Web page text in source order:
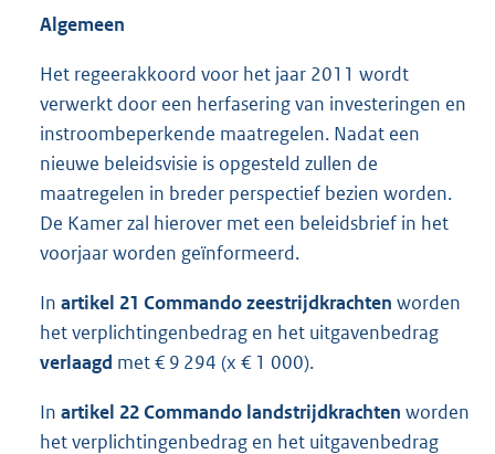
Algemeen
Het regeerakkoord voor het jaar 2011 wordt
verwerkt door een herfasering van investeringen en
instroombeperkende maatregelen. Nadat een
nieuwe beleidsvisie is opgesteld zullen de
maatregelen in breder perspectief bezien worden.
De Kamer zal hierover met een beleidsbrief in het
voorjaar worden geïnformeerd.
In artikel 21 Commando zeestrijdkrachten worden
het verplichtingenbedrag en het uitgavenbedrag
verlaagd met € 9 294 (x € 1 000).
In artikel 22 Commando landstrijdkrachten worden
het verplichtingenbedrag en het uitgavenbedrag